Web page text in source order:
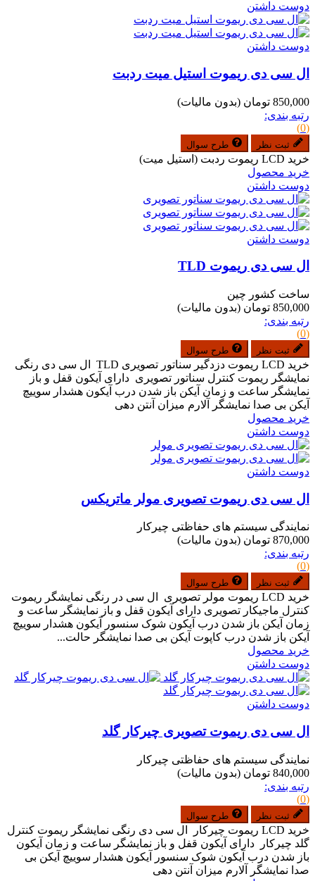
دوست داشتن
دوست داشتن
ال سی دی ریموت استیل میت ردبت
850,000 تومان
(بدون مالیات)
رتبه بندی:
(0)
ثبت نظر طرح سوال
خرید LCD ریموت ردبت (استیل میت)
خرید محصول
دوست داشتن
دوست داشتن
ال سی دی ریموت TLD
ساخت کشور چین
850,000 تومان
(بدون مالیات)
رتبه بندی:
(0)
ثبت نظر طرح سوال
خرید LCD ریموت دزدگیر سناتور تصویری TLD ال سی دی رنگی
نمایشگر ریموت کنترل سناتور تصویری دارای آیکون قفل و باز
نمایشگر ساعت و زمان آیکن باز شدن درب آیکون هشدار سوییچ
آیکن بی صدا نمایشگر آلارم میزان آنتن دهی
خرید محصول
دوست داشتن
دوست داشتن
ال سی دی ریموت تصویری مولر ماتریکس
نمایندگی سیستم های حفاظتی چیرکار
870,000 تومان
(بدون مالیات)
رتبه بندی:
(0)
ثبت نظر طرح سوال
خرید LCD ریموت مولر تصویری ال سی در رنگی نمایشگر ریموت
کنترل ماجیکار تصویری دارای آیکون قفل و باز نمایشگر ساعت و
زمان آیکن باز شدن درب آیکون شوک سنسور آیکون هشدار سوییچ
آیکن باز شدن درب کاپوت آیکن بی صدا نمایشگر حالت...
خرید محصول
دوست داشتن
دوست داشتن
ال سی دی ریموت تصویری چیرکار گلد
نمایندگی سیستم های حفاظتی چیرکار
840,000 تومان
(بدون مالیات)
رتبه بندی:
(0)
ثبت نظر طرح سوال
خرید LCD ریموت چیرکار ال سی دی رنگی نمایشگر ریموت کنترل
گلد چیرکار دارای آیکون قفل و باز نمایشگر ساعت و زمان آیکون
باز شدن درب آیکون شوک سنسور آیکون هشدار سوییچ آیکن بی
صدا نمایشگر آلارم میزان آنتن دهی